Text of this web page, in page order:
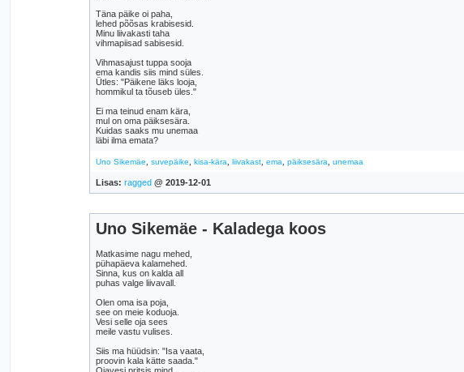
Täna päike oi paha,
lehed põõsas krabisesid.
Minu liivakasti taha
vihmapiisad sabisesid.
Vihmasajust tuppa sooja
ema kandis siis mind süles.
Ütles: "Päikene läks looja,
hommikul ta tõuseb üles."
Ei ma teinud enam kära,
mul on oma päiksesära.
Kuidas saaks mu unemaa
läbi ilma emata?
Uno Sikemäe suvepäike kisa-kära liivakast ema päiksesära unemaa
Lisas: ragged @ 2019-12-01
Uno Sikemäe - Kaladega koos
Matkasime nagu mehed,
pühapäeva kalamehed.
Sinna, kus on kalda all
puhas valge liivavall.
Olen oma isa poja,
see on meie koduoja.
Vesi selle oja sees
meile vastu vulises.
Siis ma hüüdsin: "Isa vaata,
proovin kala kätte saada."